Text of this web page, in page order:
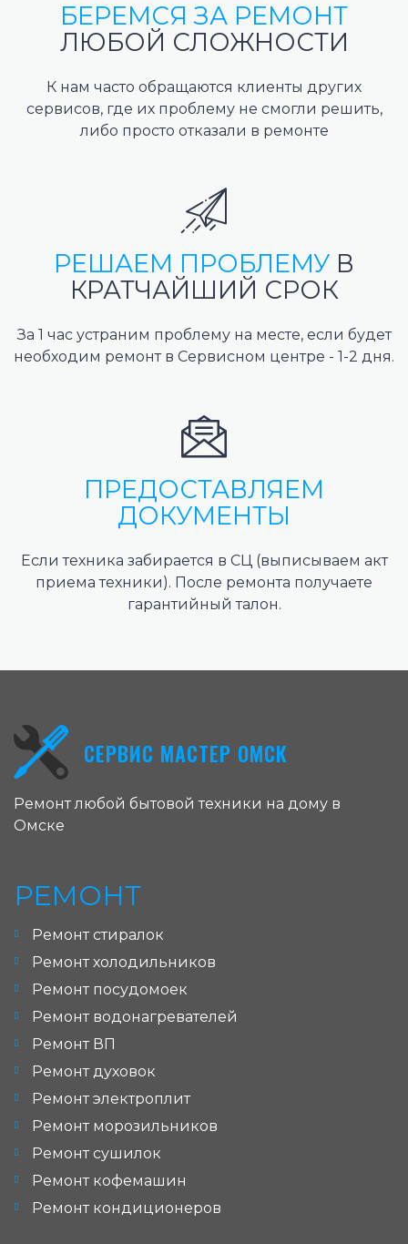
БЕРЕМСЯ ЗА РЕМОНТ
ЛЮБОЙ СЛОЖНОСТИ
К нам часто обращаются клиенты других
сервисов, где их проблему не смогли решить,
либо просто отказали в ремонте
РЕШАЕМ ПРОБЛЕМУ В
КРАТЧАЙШИЙ СРОК
За 1 час устраним проблему на месте, если будет
необходим ремонт в Сервисном центре - 1-2 дня.
ПРЕДОСТАВЛЯЕМ
ДОКУМЕНТЫ
Если техника забирается в СЦ (выписываем акт
приема техники). После ремонта получаете
гарантийный талон.
СЕРВИС МАСТЕР ОМСК
Ремонт любой бытовой техники на дому в
Омске
РЕМОНТ
Ремонт стиралок
Ремонт холодильников
Ремонт посудомоек
Ремонт водонагревателей
Ремонт ВП
Ремонт духовок
Ремонт электроплит
Ремонт морозильников
Ремонт сушилок
Ремонт кофемашин
Ремонт кондиционеров